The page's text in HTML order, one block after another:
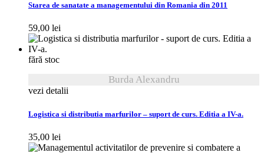
Starea de sanatate a managementului din Romania din 2011
59,00 lei
fără stoc
Burda Alexandru
vezi detalii
Logistica si distributia marfurilor – suport de curs. Editia a IV-a.
35,00 lei